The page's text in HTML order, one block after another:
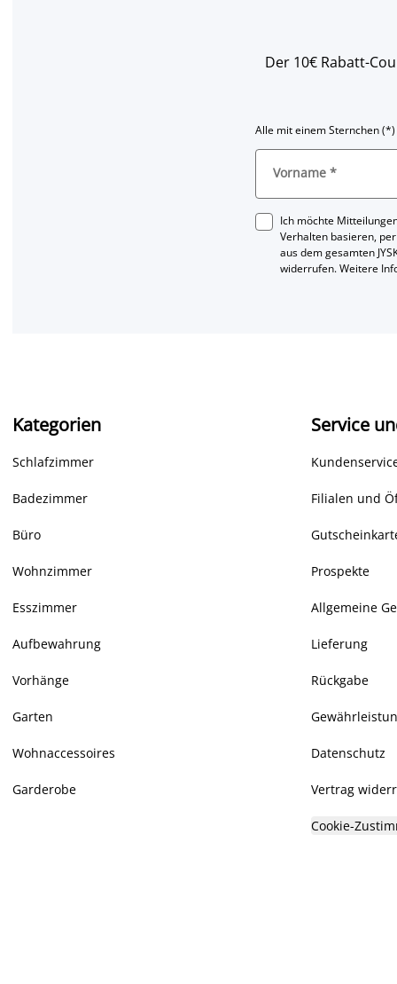
Der 10€ Rabatt-
Alle mit einem Sternchen
Vorname *
Ich möchte
Verhalten basieren,
aus dem gesamten
widerrufen. Weitere
Kategorien
Schlafzimmer
Badezimmer
Büro
Wohnzimmer
Esszimmer
Aufbewahrung
Vorhänge
Garten
Wohnaccessoires
Garderobe
Service
Filialen und
Prospekte
Allgemeine
Lieferung
Rückgabe
Datenschutz
Vertrag
Cookie-